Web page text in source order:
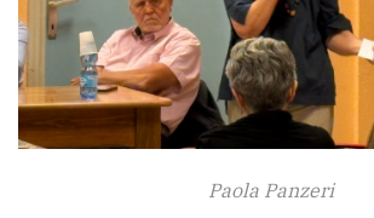
Paola Panzeri